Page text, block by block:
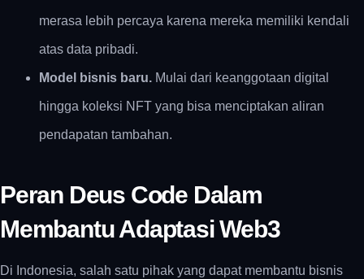
merasa lebih percaya karena mereka memiliki kendali
atas data pribadi.
Model bisnis baru. Mulai dari keanggotaan digital
hingga koleksi NFT yang bisa menciptakan aliran
pendapatan tambahan.
Peran Deus Code Dalam
Membantu Adaptasi Web3
Di Indonesia, salah satu pihak yang dapat membantu bisnis